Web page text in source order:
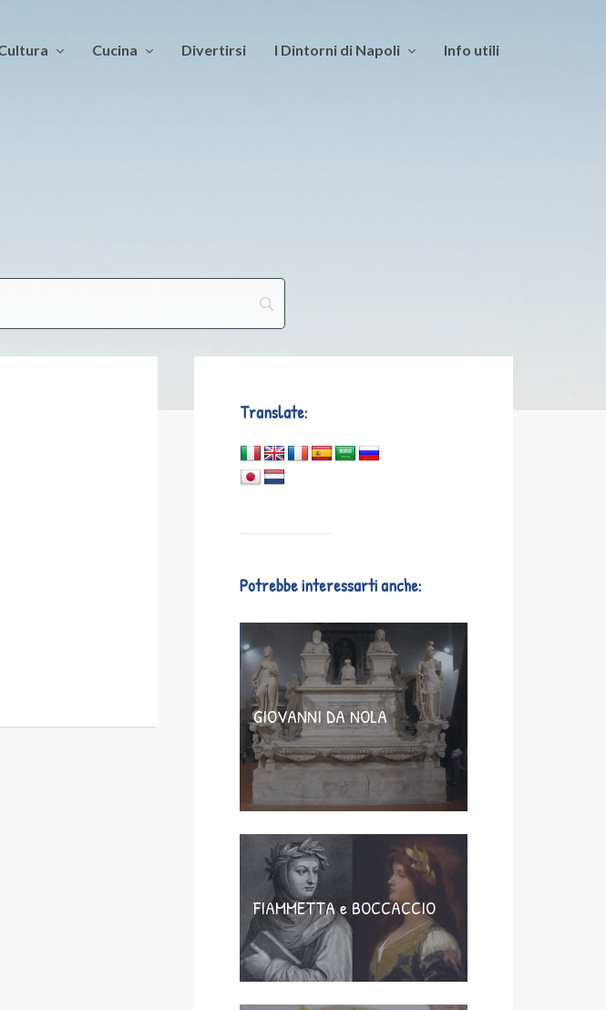
Cucina Divertirsi I Dintorni di Napoli Info utili
Translate:
Potrebbe interessarti anche:
GIOVANNI DA NOLA
FIAMMETTA e BOCCACCIO